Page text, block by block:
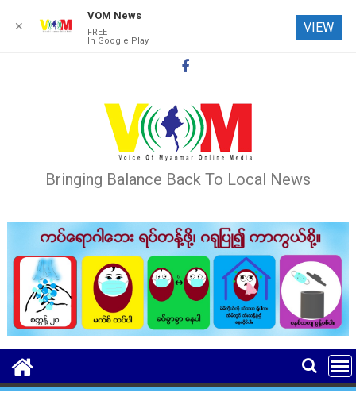
Bringing Balance Back To Local News
✕
VOM News
FREE
In Google Play
VIEW